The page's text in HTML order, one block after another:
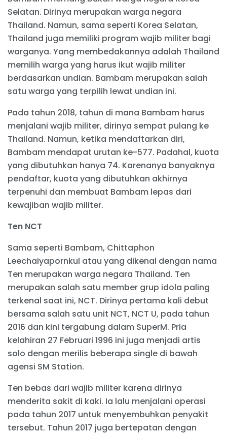
Selatan. Dirinya merupakan warga negara
Thailand. Namun, sama seperti Korea Selatan,
Thailand juga memiliki program wajib militer bagi
warganya. Yang membedakannya adalah Thailand
memilih warga yang harus ikut wajib militer
berdasarkan undian. Bambam merupakan salah
satu warga yang terpilih lewat undian ini.
Pada tahun 2018, tahun di mana Bambam harus
menjalani wajib militer, dirinya sempat pulang ke
Thailand. Namun, ketika mendaftarkan diri,
Bambam mendapat urutan ke-577. Padahal, kuota
yang dibutuhkan hanya 74. Karenanya banyaknya
pendaftar, kuota yang dibutuhkan akhirnya
terpenuhi dan membuat Bambam lepas dari
kewajiban wajib militer.
Ten NCT
Sama seperti Bambam, Chittaphon
Leechaiyapornkul atau yang dikenal dengan nama
Ten merupakan warga negara Thailand. Ten
merupakan salah satu member grup idola paling
terkenal saat ini, NCT. Dirinya pertama kali debut
bersama salah satu unit NCT, NCT U, pada tahun
2016 dan kini tergabung dalam SuperM. Pria
kelahiran 27 Februari 1996 ini juga menjadi artis
solo dengan merilis beberapa single di bawah
agensi SM Station.
Ten bebas dari wajib militer karena dirinya
menderita sakit di kaki. Ia lalu menjalani operasi
pada tahun 2017 untuk menyembuhkan penyakit
tersebut. Tahun 2017 juga bertepatan dengan